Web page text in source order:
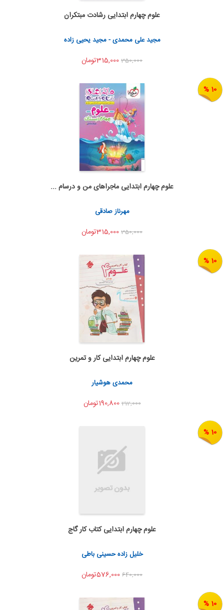
اضافه به سبد خرید
اشتراک گذاری
علوم چهارم ابتدایی رشادت مبتکران
مجید علی محمدی - مجید یحیی زاده
350,000
10 %
اضافه به سبد خرید
اشتراک گذاری
علوم چهارم ابتدایی ماجراهای من و درسام ...
مهرناز صادقی
350,000
10 %
اضافه به سبد خرید
اشتراک گذاری
علوم چهارم ابتدایی کار و تمرین
محمدی هوشیار
212,000190,800تومان
10 %
اضافه به سبد خرید
اشتراک گذاری
علوم چهارم ابتدایی کتاب کار گاج
خلیل زاده حسینی باطی
640,000
10 %